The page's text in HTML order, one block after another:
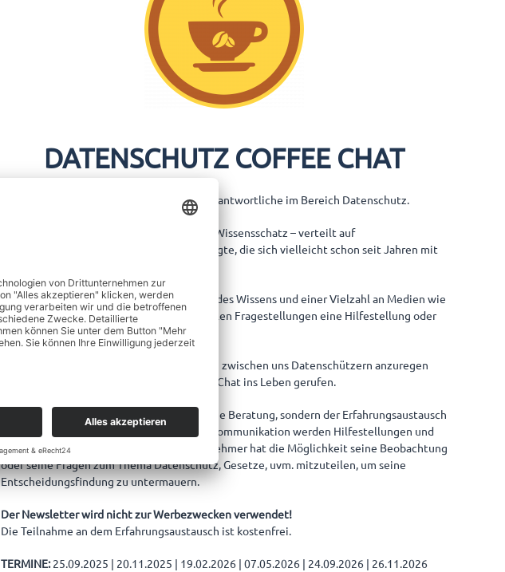
DATENSCHUTZ COFFEE CHAT
Netzwerk für Datenschutzbeauftragte/ Verantwortliche im Bereich Datenschutz.
In jedem von uns schlummert ein enormer Wissensschatz – verteilt auf
Datenschutzverantwortliche und -beauftragte, die sich vielleicht schon seit Jahren mit
Dennoch könnte man hin und wieder trotz des Wissens und einer Vielzahl an Medien wie
Web, Print, TV und Social Media bei speziellen Fragestellungen eine Hilfestellung oder
einen guten Tipp gebrauchen.
Um dies zu ermöglichen und den Austausch zwischen uns Datenschützern anzuregen
und zu unterstützen haben wir den Coffee Chat ins Leben gerufen.
Der Kernpunkt des Coffee Chats ist nicht die Beratung, sondern der Erfahrungsaustausch
zwischen den Teilnehmern. Durch offene Kommunikation werden Hilfestellungen und
Informationen weitergegeben. Jeder Teilnehmer hat die Möglichkeit seine Beobachtung
oder seine Fragen zum Thema Datenschutz, Gesetze, uvm. mitzuteilen, um seine
Entscheidungsfindung zu untermauern.
Der Newsletter wird nicht zur Werbezwecken verwendet!
Die Teilnahme an dem Erfahrungsaustausch ist kostenfrei.
TERMINE:25.09.2025 | 20.11.2025 | 19.02.2026 | 07.05.2026 | 24.09.2026 | 26.11.2026